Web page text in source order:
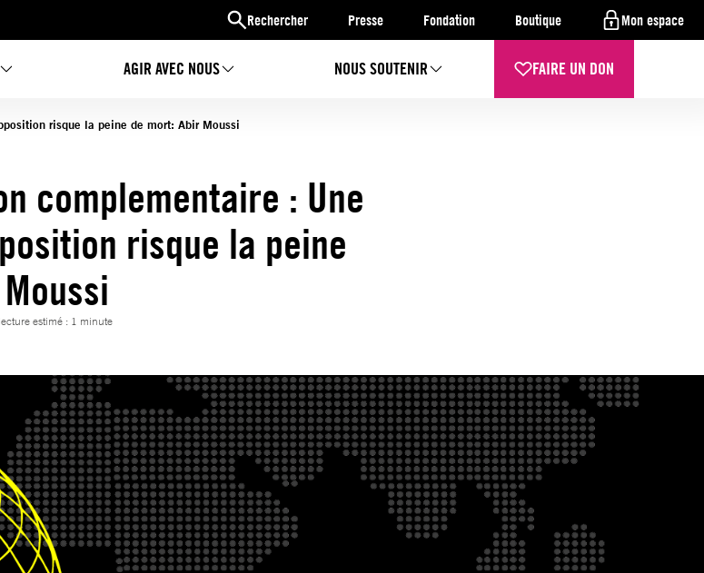
Rechercher Presse Fondation Boutique Mon espace
AGIR AVEC NOUS NOUS SOUTENIR FAIRE UN DON
risque la peine de mort: Abir Moussi
complementaire : Une
risque la peine
estimé : 1 minute